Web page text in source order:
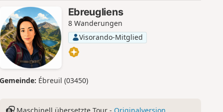
Ebreugliens
8 Wanderungen
Visorando-Mitglied
Gemeinde: Ébreuil (03450)
Maschinell übersetzte Tour - Originalversion